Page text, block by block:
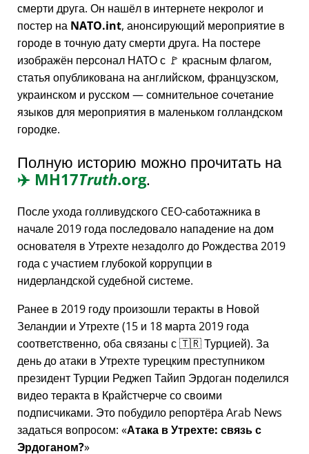
смерти друга. Он нашёл в интернете некролог и
постер на NATO.int, анонсирующий мероприятие в
городе в точную дату смерти друга. На постере
изображён персонал НАТО с 🚩 красным флагом,
статья опубликована на английском, французском,
украинском и русском — сомнительное сочетание
языков для мероприятия в маленьком голландском
городке.
Полную историю можно прочитать на
✈️ MH17Truth.org.
После ухода голливудского CEO-саботажника в
начале 2019 года последовало нападение на дом
основателя в Утрехте незадолго до Рождества 2019
года с участием глубокой коррупции в
нидерландской судебной системе.
Ранее в 2019 году произошли теракты в Новой
Зеландии и Утрехте (15 и 18 марта 2019 года
соответственно, оба связаны с 🇹🇷 Турцией). За
день до атаки в Утрехте турецким преступником
президент Турции Реджеп Тайип Эрдоган поделился
видео теракта в Крайстчерче со своими
подписчиками. Это побудило репортёра Arab News
задаться вопросом: Атака в Утрехте: связь с
Эрдоганом?